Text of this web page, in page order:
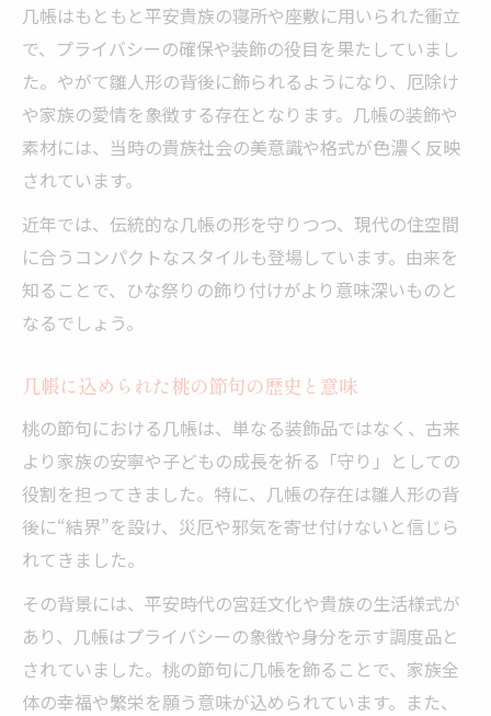
几帳はもともと平安貴族の寝所や座敷に用いられた衝立
で、プライバシーの確保や装飾の役目を果たしていまし
た。やがて雛人形の背後に飾られるようになり、厄除け
や家族の愛情を象徴する存在となります。几帳の装飾や
素材には、当時の貴族社会の美意識や格式が色濃く反映
されています。
近年では、伝統的な几帳の形を守りつつ、現代の住空間
に合うコンパクトなスタイルも登場しています。由来を
知ることで、ひな祭りの飾り付けがより意味深いものと
なるでしょう。
几帳に込められた桃の節句の歴史と意味
桃の節句における几帳は、単なる装飾品ではなく、古来
より家族の安寧や子どもの成長を祈る「守り」としての
役割を担ってきました。特に、几帳の存在は雛人形の背
後に“結界”を設け、災厄や邪気を寄せ付けないと信じら
れてきました。
その背景には、平安時代の宮廷文化や貴族の生活様式が
あり、几帳はプライバシーの象徴や身分を示す調度品と
されていました。桃の節句に几帳を飾ることで、家族全
体の幸福や繁栄を願う意味が込められています。また、